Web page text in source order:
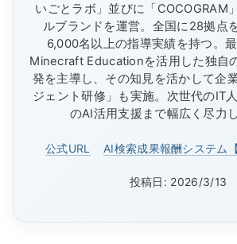
いごとラボ」並びに「COCOGRAM
ルブランドを運営。全国に28拠点
6,000名以上の指導実績を持つ。
Minecraft Educationを活用した独自
発を主導し、その知見を活かして企
ジェント研修」も実施。次世代のIT
のAI活用支援まで幅広く尽力
公式URL AI検索成果報酬システム
投稿日: 2026/3/13